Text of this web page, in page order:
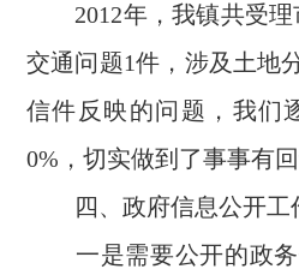
2012年，我镇共受理
交通问题1件，涉及土地
信件反映的问题，我们
0%，切实做到了事事有
四、政府信息公开工
一是需要公开的政务